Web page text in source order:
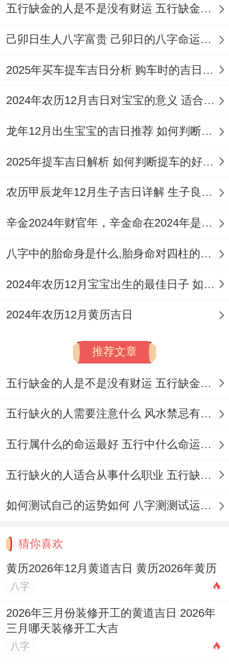
五行缺金的人是不是没有财运 五行缺金的人命运好不好
己卯日生人八字富贵 己卯日的八字命运如何
2025年买车提车吉日分析 购车时的吉日与禁忌
2024年农历12月吉日对宝宝的意义 适合龙年宝宝出生的日子有哪些
龙年12月出生宝宝的吉日推荐 如何判断吉日是否适合宝宝
2025年提车吉日解析 如何判断提车的好日子
农历甲辰龙年12月生子吉日详解 生子良辰的影响因素
辛金2024年财官年，辛金命在2024年是财官年还是财印年
八字中的胎命身是什么,胎身命对四柱的影响
2024年农历12月宝宝出生的最佳日子 如何挑选适合的吉日
2024年农历12月黄历吉日
推荐文章
五行缺金的人是不是没有财运 五行缺金的人命运好不好
五行缺火的人需要注意什么 风水禁忌有哪些
五行属什么的命运最好 五行中什么命运势旺盛
五行缺火的人适合从事什么职业 五行缺火的人适合从事的职业有哪些
如何测试自己的运势如何 八字测测试运运程
猜你喜欢
黄历2026年12月黄道吉日 黄历2026年黄历
八字
2026年三月份装修开工的黄道吉日 2026年
三月哪天装修开工大吉
八字